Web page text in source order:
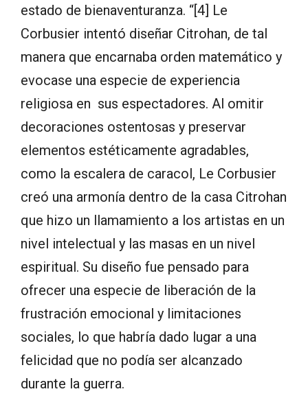
estado de bienaventuranza. “[4] Le
Corbusier intentó diseñar Citrohan, de tal
manera que encarnaba orden matemático y
evocase una especie de experiencia
religiosa en sus espectadores. Al omitir
decoraciones ostentosas y preservar
elementos estéticamente agradables,
como la escalera de caracol, Le Corbusier
creó una armonía dentro de la casa Citrohan
que hizo un llamamiento a los artistas en un
nivel intelectual y las masas en un nivel
espiritual. Su diseño fue pensado para
ofrecer una especie de liberación de la
frustración emocional y limitaciones
sociales, lo que habría dado lugar a una
felicidad que no podía ser alcanzado
durante la guerra.